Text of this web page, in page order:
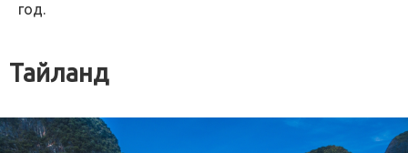
год.
Тайланд